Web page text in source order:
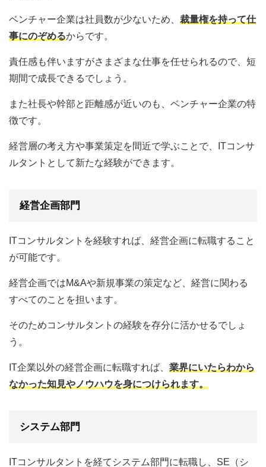
ベンチャー企業は社員数が少ないため、 裁量権を持って仕
事にのぞめるからです。
責任感も伴いますがさまざまな仕事を任せられるので、短
期間で成長できるでしょう。
また社長や幹部と距離感が近いのも、ベンチャー企業の特
徴です。
経営層の考え方や事業策定を間近で学ぶことで、ITコンサ
ルタントとして新たな経験ができます。
経営企画部門
ITコンサルタントを経験すれば、経営企画に転職すること
が可能です。
経営企画ではM&Aや新規事業の策定など、経営に関わる
すべてのことを担います。
そのためコンサルタントの経験を存分に活かせるでしょ
う。
IT企業以外の経営企画に転職すれば、 業界にいたらわから
なかった知見やノウハウを身につけられます。
システム部門
ITコンサルタントを経てシステム部門に転職し、SE（シ